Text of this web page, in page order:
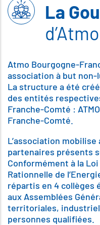
La
Atmo Bourgogne-
association à but non-
La structure a été
des entités
Franche-Comté :
Franche-Comté.
L’association mobilise
partenaires présents
Conformément à la
Rationnelle de
répartis en 4 collèges
aux Assemblées
territoriales,
personnes qualifiées.